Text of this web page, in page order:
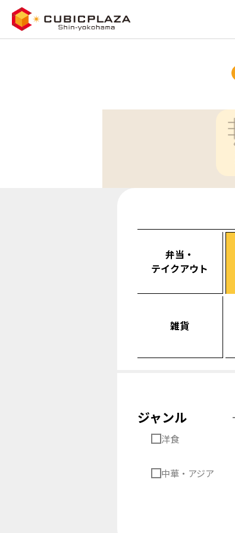
弁当・
テイクアウト
雑貨
ジャンル
洋食
中華・アジア